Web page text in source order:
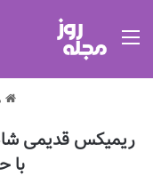
ریمیکس قدیمی
با